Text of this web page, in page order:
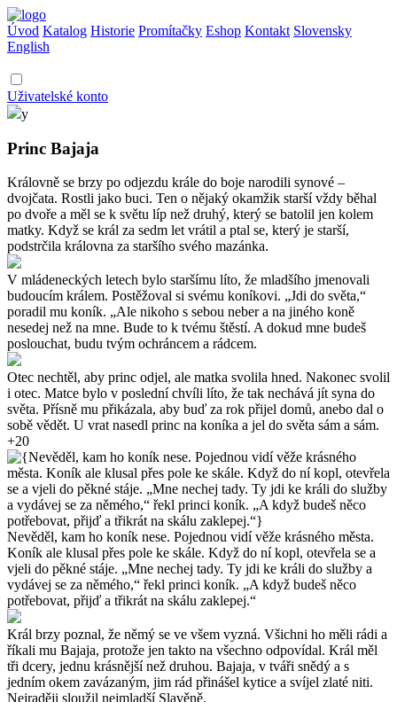
Úvod Katalog Historie Promítačky Eshop Kontakt Slovensky
English
Uživatelské konto
y
Princ Bajaja
Královně se brzy po odjezdu krále do boje narodili synové –
dvojčata. Rostli jako buci. Ten o nějaký okamžik starší vždy běhal
po dvoře a měl se k světu líp než druhý, který se batolil jen kolem
matky. Když se král za sedm let vrátil a ptal se, který je starší,
podstrčila královna za staršího svého mazánka.
V mládeneckých letech bylo staršímu líto, že mladšího jmenovali
budoucím králem. Postěžoval si svému koníkovi. „Jdi do světa,“
poradil mu koník. „Ale nikoho s sebou neber a na jiného koně
nesedej než na mne. Bude to k tvému štěstí. A dokud mne budeš
poslouchat, budu tvým ochráncem a rádcem.
Otec nechtěl, aby princ odjel, ale matka svolila hned. Nakonec svolil
i otec. Matce bylo v poslední chvíli líto, že tak nechává jít syna do
světa. Přísně mu přikázala, aby buď za rok přijel domů, anebo dal o
sobě vědět. U vrat nasedl princ na koníka a jel do světa sám a sám.
+20
Nevěděl, kam ho koník nese. Pojednou vidí věže krásného města.
Koník ale klusal přes pole ke skále. Když do ní kopl, otevřela se a
vjeli do pěkné stáje. „Mne nechej tady. Ty jdi ke králi do služby a
vydávej se za němého,“ řekl princi koník. „A když budeš něco
potřebovat, přijď a třikrát na skálu zaklepej.“
Král brzy poznal, že němý se ve všem vyzná. Všichni ho měli rádi a
říkali mu Bajaja, protože jen takto na všechno odpovídal. Král měl
tři dcery, jednu krásnější než druhou. Bajaja, v tváři snědý a s
jedním okem zavázaným, jim rád přinášel kytice a svíjel zlaté niti.
Nejraději sloužil nejmladší Slavěně.